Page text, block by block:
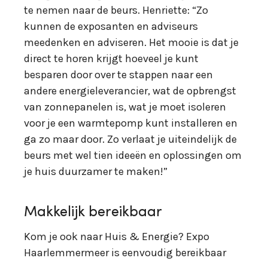
te nemen naar de beurs. Henriette: “Zo
kunnen de exposanten en adviseurs
meedenken en adviseren. Het mooie is dat je
direct te horen krijgt hoeveel je kunt
besparen door over te stappen naar een
andere energieleverancier, wat de opbrengst
van zonnepanelen is, wat je moet isoleren
voor je een warmtepomp kunt installeren en
ga zo maar door. Zo verlaat je uiteindelijk de
beurs met wel tien ideeën en oplossingen om
je huis duurzamer te maken!”
Makkelijk bereikbaar
Kom je ook naar Huis & Energie? Expo
Haarlemmermeer is eenvoudig bereikbaar